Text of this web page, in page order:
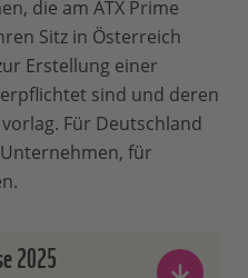
die am ATX Prime
Sitz in Österreich
Erstellung einer
sind und deren
Für Deutschland
für
2025